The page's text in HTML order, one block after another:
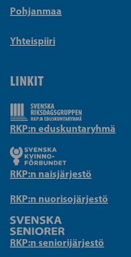
Pohjanmaa
Yhteispiiri
LINKIT
RKP:n eduskuntaryhmä
RKP:n naisjärjestö
RKP:n nuorisojärjestö
RKP:n seniorijärjestö